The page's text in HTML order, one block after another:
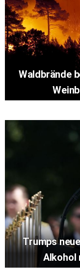
Waldbrände
Trumps
Alkohol